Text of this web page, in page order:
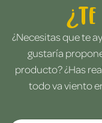
¿Necesitas que te
gustaría
producto? ¿Has
todo va viento